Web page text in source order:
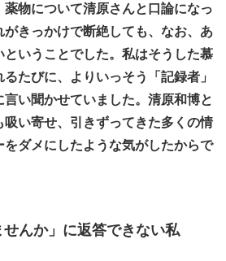
薬物について清原さんと口論になっ
がきっかけで断絶しても、なお、あ
いうことでした。私はそうした慕
たびに、よりいっそう「記録者」
い聞かせていました。清原和博と
吸い寄せ、引きずってきた多くの情
ダメにしたような気がしたからで
せんか」に返答できない私